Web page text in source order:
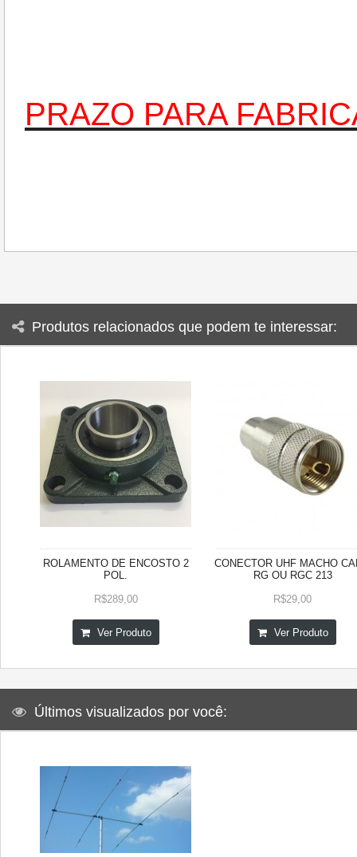
PRAZO PARA
Produtos relacionados que podem te interessar:
ROLAMENTO DE ENCOSTO 2
POL.
R$289,00
Ver Produto
CONECTOR UHF MACHO
RG OU RGC 213
R$29,00
Ver Produto
Últimos visualizados por você: